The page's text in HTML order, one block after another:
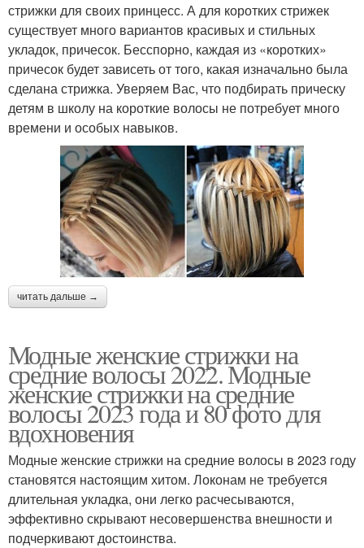
стрижки для своих принцесс. А для коротких стрижек
существует много вариантов красивых и стильных
укладок, причесок. Бесспорно, каждая из «коротких»
причесок будет зависеть от того, какая изначально была
сделана стрижка. Уверяем Вас, что подбирать прическу
детям в школу на короткие волосы не потребует много
времени и особых навыков.
читать дальше →
Модные женские стрижки на
средние волосы 2022. Модные
женские стрижки на средние
волосы 2023 года и 80 фото для
вдохновения
Модные женские стрижки на средние волосы в 2023 году
становятся настоящим хитом. Локонам не требуется
длительная укладка, они легко расчесываются,
эффективно скрывают несовершенства внешности и
подчеркивают достоинства.